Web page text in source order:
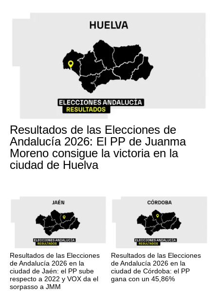
Resultados de las Elecciones de
Andalucía 2026: El PP de Juanma
Moreno consigue la victoria en la
ciudad de Huelva
Resultados de las Elecciones
de Andalucía 2026 en la
ciudad de Jaén: el PP sube
respecto a 2022 y VOX da el
sorpasso a JMM
Resultados de las Elecciones
de Andalucía 2026 en la
ciudad de Córdoba: el PP
gana con un 45,86%